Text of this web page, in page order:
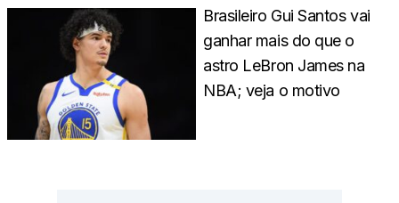
Brasileiro Gui Santos vai
ganhar mais do que o
astro LeBron James na
NBA; veja o motivo